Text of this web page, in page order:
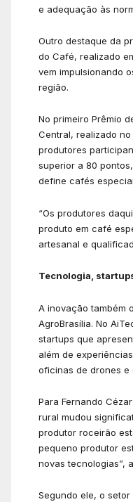
e adequação às
Outro destaque da
do Café, realizado
vem impulsionando
região.
No primeiro Prêmio
Central, realizado
produtores
superior a 80
define cafés
“Os produtores
produto em café
artesanal e
Tecnologia,
A inovação também
AgroBrasília. No
startups que
além de
oficinas de drones e
Para Fernando
rural mudou
produtor roceirão
pequeno produtor
novas tecnologias”,
Segundo ele, o